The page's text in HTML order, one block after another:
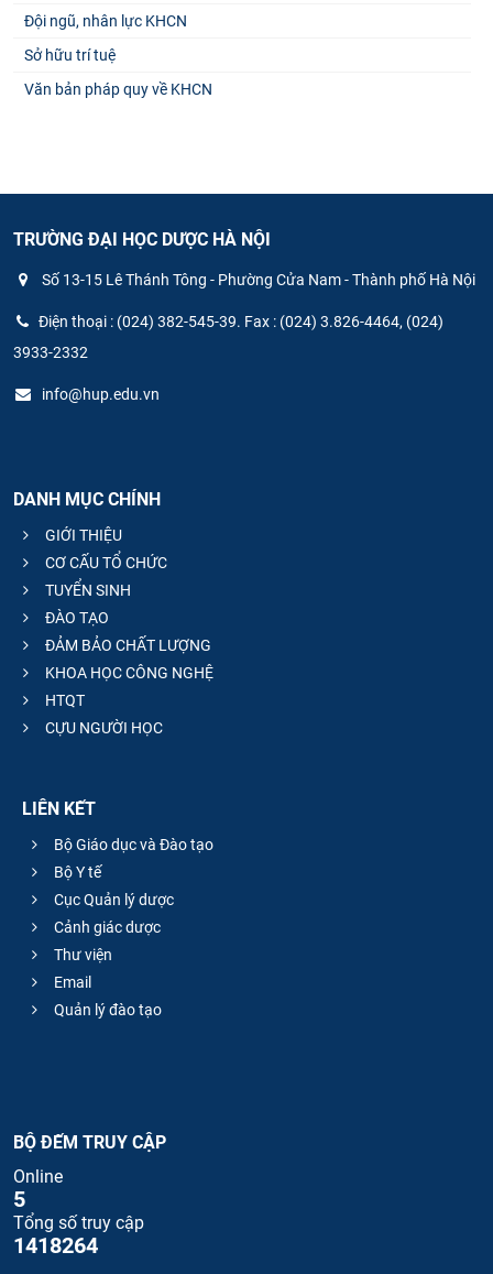
Đội ngũ, nhân lực KHCN
Sở hữu trí tuệ
Văn bản pháp quy về KHCN
TRƯỜNG ĐẠI HỌC DƯỢC HÀ NỘI
Số 13-15 Lê Thánh Tông - Phường Cửa Nam - Thành phố Hà Nội
Điện thoại : (024) 382-545-39. Fax : (024) 3.826-4464, (024)
3933-2332
info@hup.edu.vn
DANH MỤC CHÍNH
GIỚI THIỆU
CƠ CẤU TỔ CHỨC
TUYỂN SINH
ĐÀO TẠO
ĐẢM BẢO CHẤT LƯỢNG
KHOA HỌC CÔNG NGHỆ
HTQT
CỰU NGƯỜI HỌC
LIÊN KẾT
Bộ Giáo dục và Đào tạo
Bộ Y tế
Cục Quản lý dược
Cảnh giác dược
Thư viện
Email
Quản lý đào tạo
BỘ ĐẾM TRUY CẬP
Online
5
Tổng số truy cập
1418264